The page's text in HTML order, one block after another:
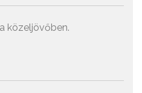
közeljövőben.